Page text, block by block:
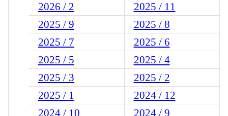
2026 / 2
2025 / 11
2025 / 9
2025 / 8
2025 / 7
2025 / 6
2025 / 5
2025 / 4
2025 / 3
2025 / 2
2025 / 1
2024 / 12
2024 / 10
2024 / 9